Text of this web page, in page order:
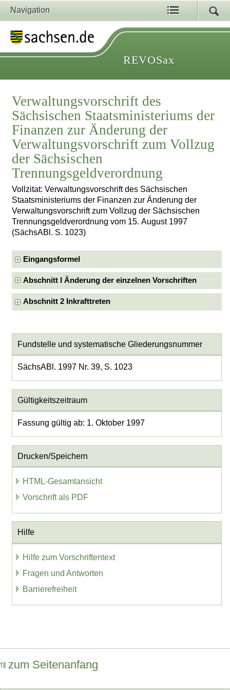
Navigation
REVOSax
Verwaltungsvorschrift des
Sächsischen Staatsministeriums der
Finanzen zur Änderung der
Verwaltungsvorschrift zum Vollzug
der Sächsischen
Trennungsgeldverordnung
Vollzitat: Verwaltungsvorschrift des Sächsischen
Staatsministeriums der Finanzen zur Änderung der
Verwaltungsvorschrift zum Vollzug der Sächsischen
Trennungsgeldverordnung vom 15. August 1997
(SächsABl. S. 1023)
Eingangsformel
Abschnitt I Änderung der einzelnen Vorschriften
Abschnitt 2 Inkrafttreten
Fundstelle und systematische Gliederungsnummer
SächsABl. 1997 Nr. 39, S. 1023
Gültigkeitszeitraum
Fassung gültig ab: 1. Oktober 1997
Drucken/Speichern
HTML-Gesamtansicht
Vorschrift als PDF
Hilfe
Hilfe zum Vorschriftentext
Fragen und Antworten
Barrierefreiheit
zum Seitenanfang